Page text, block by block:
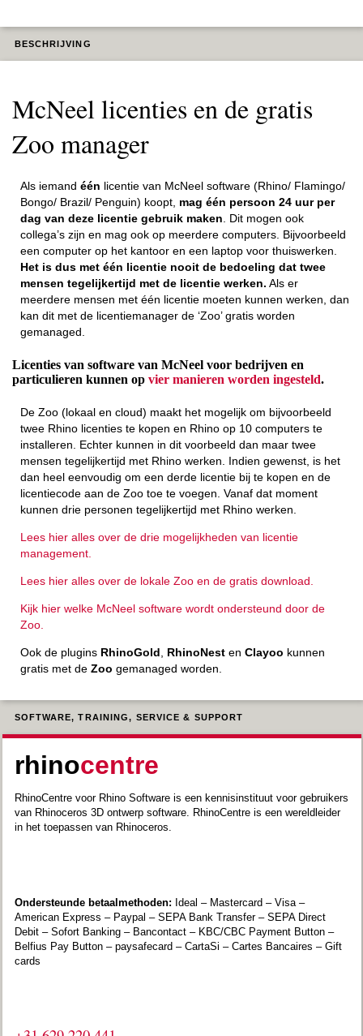
BESCHRIJVING
McNeel licenties en de gratis
Zoo manager
Als iemand één licentie van McNeel software (Rhino/ Flamingo/
Bongo/ Brazil/ Penguin) koopt, mag één persoon 24 uur per
dag van deze licentie gebruik maken. Dit mogen ook
collega’s zijn en mag ook op meerdere computers. Bijvoorbeeld
een computer op het kantoor en een laptop voor thuiswerken.
Het is dus met één licentie nooit de bedoeling dat twee
mensen tegelijkertijd met de licentie werken. Als er
meerdere mensen met één licentie moeten kunnen werken, dan
kan dit met de licentiemanager de ‘Zoo’ gratis worden
gemanaged.
Licenties van software van McNeel voor bedrijven en
particulieren kunnen op vier manieren worden ingesteld.
De Zoo (lokaal en cloud) maakt het mogelijk om bijvoorbeeld
twee Rhino licenties te kopen en Rhino op 10 computers te
installeren. Echter kunnen in dit voorbeeld dan maar twee
mensen tegelijkertijd met Rhino werken. Indien gewenst, is het
dan heel eenvoudig om een derde licentie bij te kopen en de
licentiecode aan de Zoo toe te voegen. Vanaf dat moment
kunnen drie personen tegelijkertijd met Rhino werken.
Lees hier alles over de drie mogelijkheden van licentie
management.
Lees hier alles over de lokale Zoo en de gratis download.
Kijk hier welke McNeel software wordt ondersteund door de
Zoo.
Ook de plugins RhinoGold RhinoNest en Clayoo kunnen
gratis met de Zoo gemanaged worden.
SOFTWARE, TRAINING, SERVICE & SUPPORT
rhinocentre
RhinoCentre voor Rhino Software is een kennisinstituut voor gebruikers
van Rhinoceros 3D ontwerp software. RhinoCentre is een wereldleider
in het toepassen van Rhinoceros.
Ondersteunde betaalmethoden: Ideal – Mastercard – Visa –
American Express – Paypal – SEPA Bank Transfer – SEPA Direct
Debit – Sofort Banking – Bancontact – KBC/CBC Payment Button –
Belfius Pay Button – paysafecard – CartaSi – Cartes Bancaires – Gift
cards